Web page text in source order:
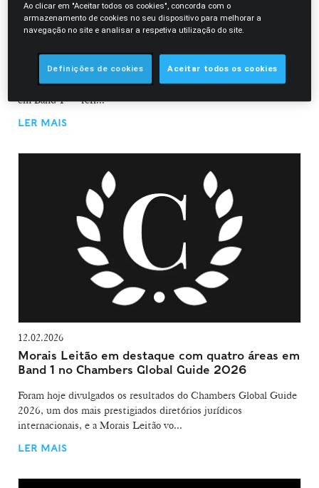
19.03.2026
Morais Leitão reforça liderança no Chambers
A Morais Leitão volta a afirmar-se como uma das sociedades de
advogados de referência em Portugal, com 13 áreas classificadas
em Band 1 — refl...
LER MAIS
12.02.2026
Morais Leitão em destaque com quatro áreas em
Band 1 no Chambers Global Guide 2026
Foram hoje divulgados os resultados do Chambers Global Guide
2026, um dos mais prestigiados diretórios jurídicos
internacionais, e a Morais Leitão vo...
LER MAIS
Ao clicar em "Aceitar todos os cookies", concorda com o
armazenamento de cookies no seu dispositivo para melhorar a
navegação no site e analisar a respetiva utilização do site.
Definições de cookies Aceitar todos os cookies